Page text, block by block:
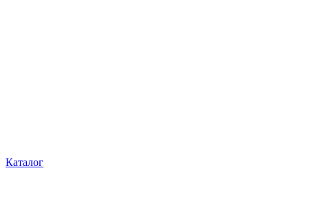
Каталог